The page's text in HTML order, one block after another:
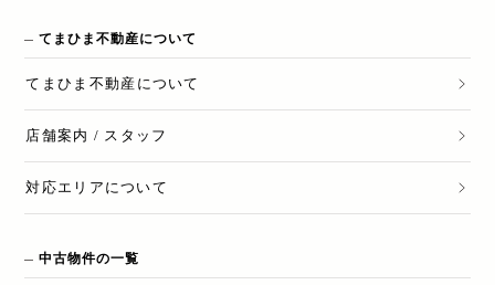
てまひま不動産について
てまひま不動産 について
店舗案内 / スタッフ
対応エリアについて
中古物件の一覧